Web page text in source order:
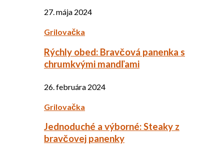
27. mája 2024
Grilovačka
Rýchly obed: Bravčová panenka s
chrumkvými mandľami
26. februára 2024
Grilovačka
Jednoduché a výborné: Steaky z
bravčovej panenky